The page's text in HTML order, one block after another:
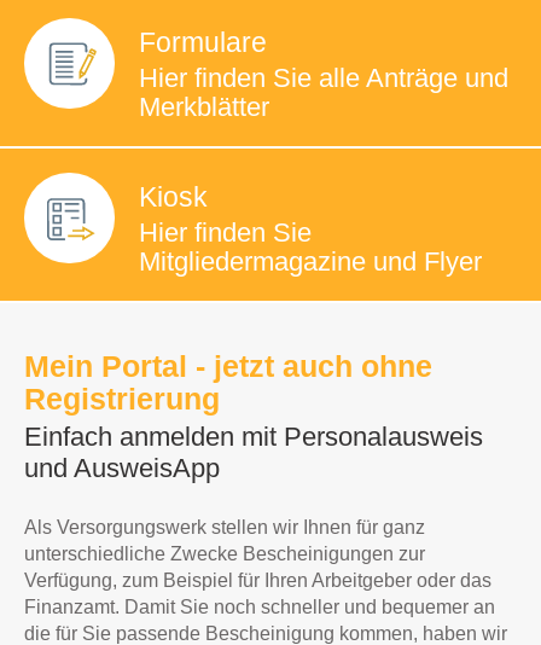
Formulare
Hier finden Sie alle Anträge und
Merkblätter
Kiosk
Hier finden Sie
Mitgliedermagazine und Flyer
Mein Portal - jetzt auch ohne
Registrierung
Einfach anmelden mit Personalausweis
und AusweisApp
Als Versorgungswerk stellen wir Ihnen für ganz
unterschiedliche Zwecke Bescheinigungen zur
Verfügung, zum Beispiel für Ihren Arbeitgeber oder das
Finanzamt. Damit Sie noch schneller und bequemer an
die für Sie passende Bescheinigung kommen, haben wir